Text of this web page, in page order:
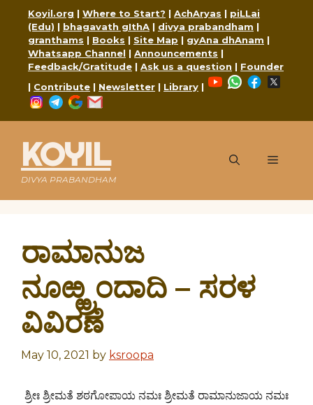
content
Koyil.org | Where to Start? | AchAryas | piLLai
(Edu) | bhagavath gIthA | divya prabandham |
granthams | Books | Site Map | gyAna dhAnam |
Whatsapp Channel | Announcements |
Feedback/Gratitude | Ask us a question | Founder
| Contribute | Newsletter | Library |
YouTubeWhatsApp
Facebook
Instagram
Telegram
Google
KOYIL
DIVYA PRABANDHAM
Menu
ರಾಮಾನುಜ
ನೂಱ್ಱ್ರಂದಾದಿ – ಸರಳ
ವಿವಿರಣೆ
May 10, 2021 by ksroopa
ಶ್ರೀಃ ಶ್ರೀಮತೆ ಶಠಗೋಪಾಯ ನಮಃ ಶ್ರೀಮತೆ ರಾಮಾನುಜಾಯ ನಮಃ